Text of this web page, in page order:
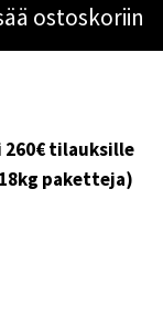
ostoskoriin
tilauksille
paketteja)